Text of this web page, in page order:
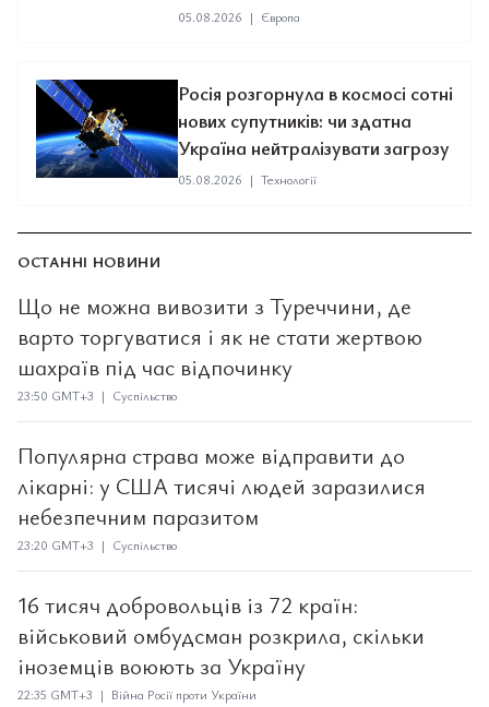
05.08.2026 | Європа
Росія розгорнула в космосі сотні
нових супутників: чи здатна
Україна нейтралізувати загрозу
05.08.2026 | Технології
ОСТАННІ НОВИНИ
Що не можна вивозити з Туреччини, де
варто торгуватися і як не стати жертвою
шахраїв під час відпочинку
23:50 GMT+3 | Суспільство
Популярна страва може відправити до
лікарні: у США тисячі людей заразилися
небезпечним паразитом
23:20 GMT+3 | Суспільство
16 тисяч добровольців із 72 країн:
військовий омбудсман розкрила, скільки
іноземців воюють за Україну
22:35 GMT+3 | Війна Росії проти України